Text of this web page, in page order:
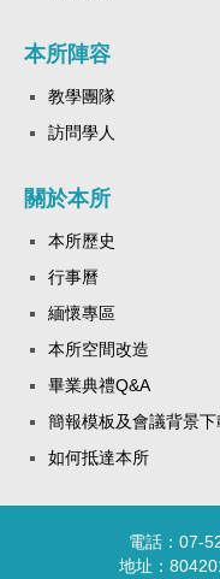
本所陣容
教學團隊
訪問學人
關於本所
本所歷史
行事曆
緬懷專區
本所空間改造
畢業典禮Q&A
簡報模板及會議背景下
如何抵達本所
電話：07-
地址：